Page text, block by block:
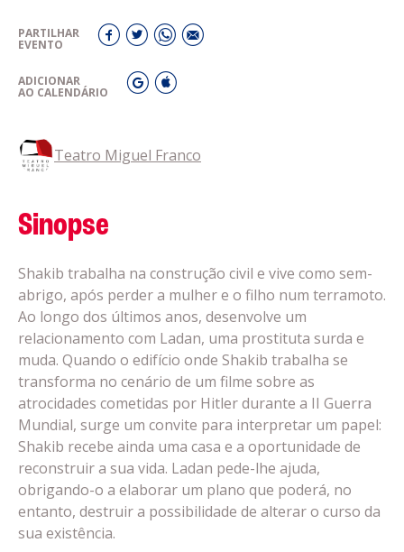
PARTILHAR
EVENTO
ADICIONAR
AO CALENDÁRIO
Teatro Miguel Franco
Sinopse
Shakib trabalha na construção civil e vive como sem-
abrigo, após perder a mulher e o filho num terramoto.
Ao longo dos últimos anos, desenvolve um
relacionamento com Ladan, uma prostituta surda e
muda. Quando o edifício onde Shakib trabalha se
transforma no cenário de um filme sobre as
atrocidades cometidas por Hitler durante a II Guerra
Mundial, surge um convite para interpretar um papel:
Shakib recebe ainda uma casa e a oportunidade de
reconstruir a sua vida. Ladan pede-lhe ajuda,
obrigando-o a elaborar um plano que poderá, no
entanto, destruir a possibilidade de alterar o curso da
sua existência.